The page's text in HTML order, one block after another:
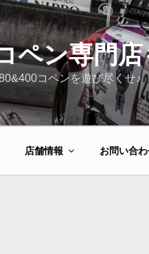
ペン専門
コペンを遊び尽くせ♪
店舗情報 お問い合